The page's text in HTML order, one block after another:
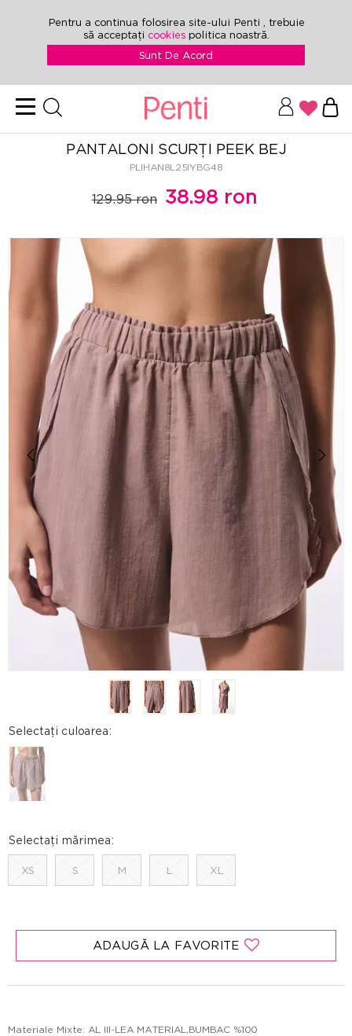
Pentru a continua folosirea site-ului Penti , trebuie
să acceptați cookies politica noastră.
Sunt De Acord
PANTALONI SCURȚI PEEK BEJ
PLIHAN8L25IYBG48
129.95 ron 38.98 ron
Selectați culoarea:
Selectați mărimea:
XS S M L XL
ADAUGĂ LA FAVORITE
Materiale Mixte: AL III-LEA MATERIAL,BUMBAC %100